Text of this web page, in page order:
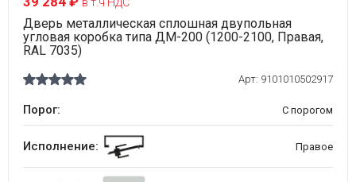
Дверь металлическая сплошная двупольная
угловая коробка типа ДМ-200 (1200-2100, Правая,
RAL 7035)
Арт: 9101010502917
Порог: С порогом
Исполнение: Правое